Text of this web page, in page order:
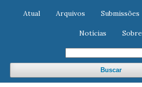
Atual Arquivos Submissões
Notícias Sobre
Buscar